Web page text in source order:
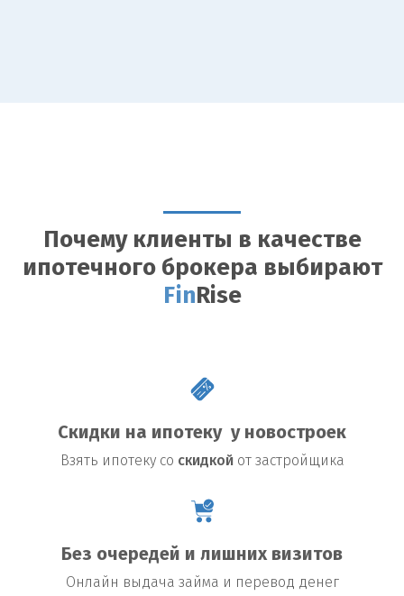
Почему клиенты в качестве
ипотечного брокера выбирают
Fin Rise
Скидки на ипотеку у новостроек
Взять ипотеку со скидкой от застройщика
Без очередей и лишних визитов
Онлайн выдача займа и перевод денег